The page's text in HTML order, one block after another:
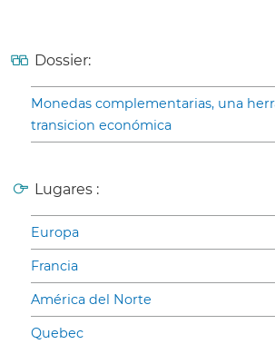
Dossier:
Monedas complementarias, una
transicion económica
Lugares :
Europa
Francia
América del Norte
Quebec